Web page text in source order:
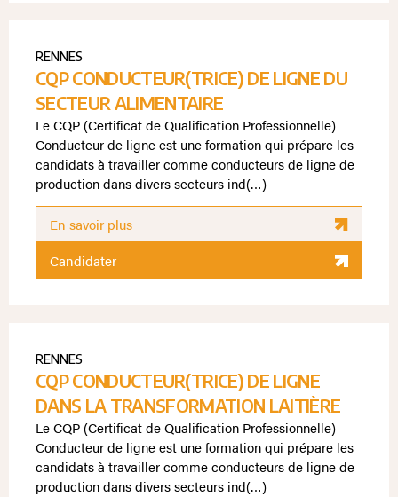
RENNES
CQP CONDUCTEUR(TRICE) DE LIGNE DU
SECTEUR ALIMENTAIRE
Le CQP (Certificat de Qualification Professionnelle)
Conducteur de ligne est une formation qui prépare les
candidats à travailler comme conducteurs de ligne de
production dans divers secteurs ind(…)
En savoir plus
Candidater
RENNES
CQP CONDUCTEUR(TRICE) DE LIGNE
DANS LA TRANSFORMATION LAITIÈRE
Le CQP (Certificat de Qualification Professionnelle)
Conducteur de ligne est une formation qui prépare les
candidats à travailler comme conducteurs de ligne de
production dans divers secteurs ind(…)